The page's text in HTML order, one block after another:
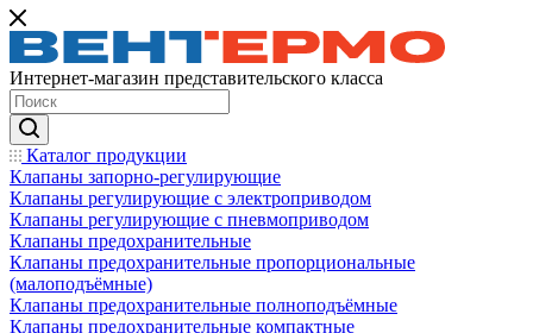
Интернет-магазин представительского класса
Каталог продукции
Клапаны запорно-регулирующие
Клапаны регулирующие с электроприводом
Клапаны регулирующие с пневмоприводом
Клапаны предохранительные
Клапаны предохранительные пропорциональные
(малоподъёмные)
Клапаны предохранительные полноподъёмные
Клапаны предохранительные компактные